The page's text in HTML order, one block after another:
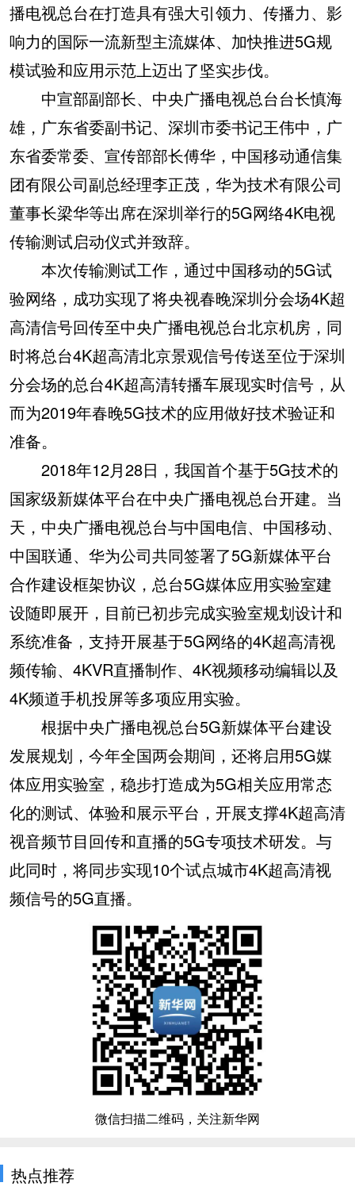
播电视总台在打造具有强大引领力、传播力、影
响力的国际一流新型主流媒体、加快推进5G规
模试验和应用示范上迈出了坚实步伐。
中宣部副部长、中央广播电视总台台长慎海
雄，广东省委副书记、深圳市委书记王伟中，广
东省委常委、宣传部部长傅华，中国移动通信集
团有限公司副总经理李正茂，华为技术有限公司
董事长梁华等出席在深圳举行的5G网络4K电视
传输测试启动仪式并致辞。
本次传输测试工作，通过中国移动的5G试
验网络，成功实现了将央视春晚深圳分会场4K超
高清信号回传至中央广播电视总台北京机房，同
时将总台4K超高清北京景观信号传送至位于深圳
分会场的总台4K超高清转播车展现实时信号，从
而为2019年春晚5G技术的应用做好技术验证和
准备。
2018年12月28日，我国首个基于5G技术的
国家级新媒体平台在中央广播电视总台开建。当
天，中央广播电视总台与中国电信、中国移动、
中国联通、华为公司共同签署了5G新媒体平台
合作建设框架协议，总台5G媒体应用实验室建
设随即展开，目前已初步完成实验室规划设计和
系统准备，支持开展基于5G网络的4K超高清视
频传输、4KVR直播制作、4K视频移动编辑以及
4K频道手机投屏等多项应用实验。
根据中央广播电视总台5G新媒体平台建设
发展规划，今年全国两会期间，还将启用5G媒
体应用实验室，稳步打造成为5G相关应用常态
化的测试、体验和展示平台，开展支撑4K超高清
视音频节目回传和直播的5G专项技术研发。与
此同时，将同步实现10个试点城市4K超高清视
频信号的5G直播。
微信扫描二维码，关注新华网
热点推荐